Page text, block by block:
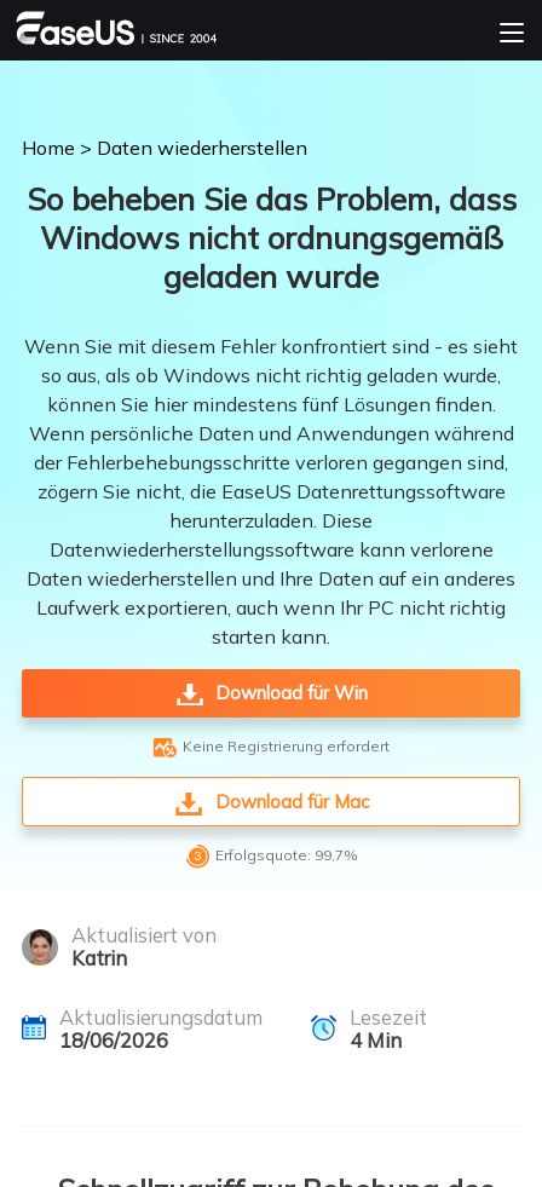
Home > Daten wiederherstellen
So beheben Sie das Problem, dass
Windows nicht ordnungsgemäß
geladen wurde
Wenn Sie mit diesem Fehler konfrontiert sind - es sieht
so aus, als ob Windows nicht richtig geladen wurde,
können Sie hier mindestens fünf Lösungen finden.
Wenn persönliche Daten und Anwendungen während
der Fehlerbehebungsschritte verloren gegangen sind,
zögern Sie nicht, die EaseUS Datenrettungssoftware
herunterzuladen. Diese
Datenwiederherstellungssoftware kann verlorene
Daten wiederherstellen und Ihre Daten auf ein anderes
Laufwerk exportieren, auch wenn Ihr PC nicht richtig
starten kann.
Download für Win
 Keine Registrierung erfordert
Download für Mac
 Erfolgsquote: 99,7%
Aktualisiert von
Katrin
Aktualisierungsdatum
18/06/2026
Lesezeit
4Min